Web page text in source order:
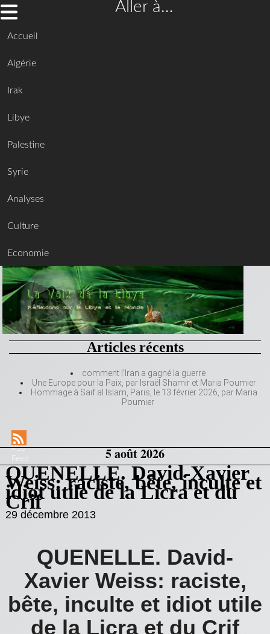
Aller à…
Accueil
Algérie
Irak
Libye
Palestine
Syrie
Analyses
Culture
Economie
Articles récents
comment l’Iran a gagné la guerre
Une Europe pour la Paix, par Israël Shamir et Maria Poumier
Hommage à Saif al Islam, Paris, le 13 février 2026, par Maria
Poumier
RSS
Feed
5 août 2026
QUENELLE. David-Xavier
Weiss: raciste, bête, inculte et
idiot utile de la Licra et du
Crif
29 décembre 2013
QUENELLE. David-
Xavier Weiss: raciste,
bête, inculte et idiot utile
de la Licra et du Crif